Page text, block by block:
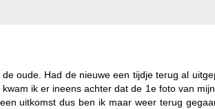
oude. Had de nieuwe een tijdje terug al
ik er ineens achter dat de 1e foto van
uitkomst dus ben ik maar weer terug